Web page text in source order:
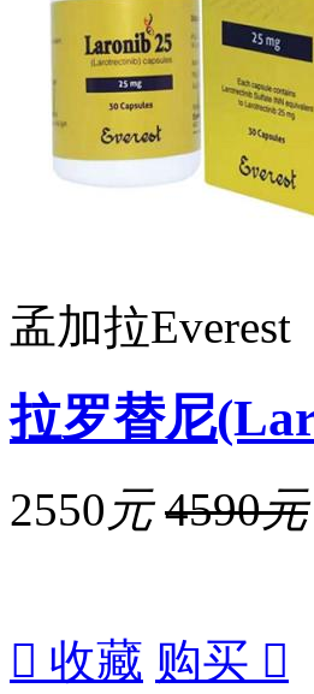
孟加拉Everest
拉罗替尼
2550 元 4590元
 收藏 购买 